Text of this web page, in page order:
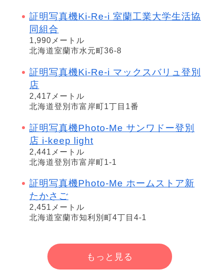
証明写真機Ki-Re-i 室蘭工業大学生活協
同組合
1,990メートル
北海道室蘭市水元町36-8
証明写真機Ki-Re-i マックスバリュ登別
店
2,417メートル
北海道登別市富岸町1丁目1番
証明写真機Photo-Me サンワドー登別
店 i-keep light
2,441メートル
北海道登別市富岸町1-1
証明写真機Photo-Me ホームストア新
たかさご
2,451メートル
北海道室蘭市知利別町4丁目4-1
もっと見る